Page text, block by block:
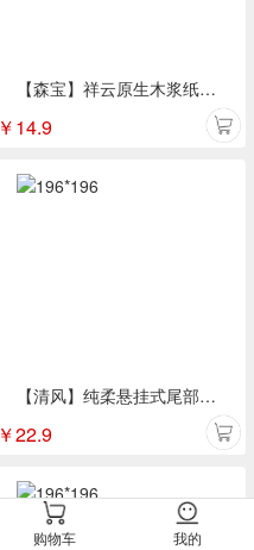
【森宝】祥云原生木浆纸三层 8包/提
￥14.9
【清风】纯柔悬挂式尾部抽纸4层250抽*4提
￥22.9
购物车 我的